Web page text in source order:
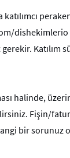
Katılım
halinde,
Fişin/
bir